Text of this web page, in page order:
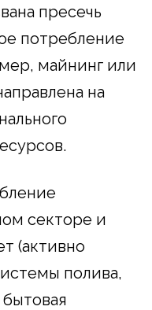
пресечь
потребление
майнинг или
на
секторе и
(активно
полива,